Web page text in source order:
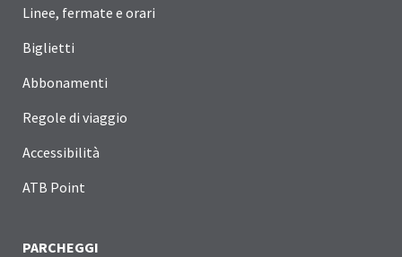
Linee, fermate e orari
Biglietti
Abbonamenti
Regole di viaggio
Accessibilità
ATB Point
PARCHEGGI